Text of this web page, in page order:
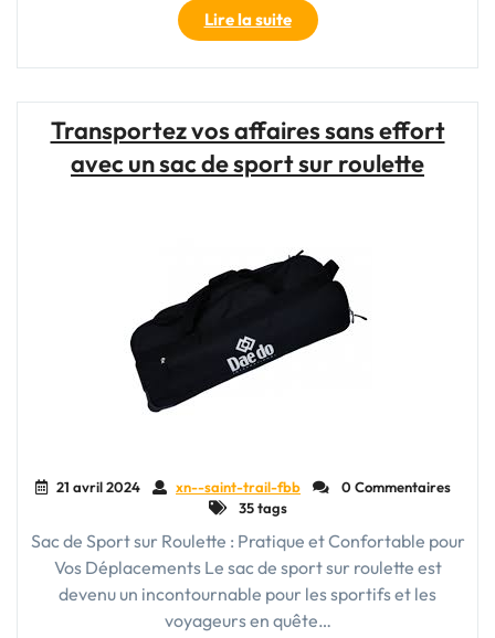
Lire la suite"Exploration
et
Bien-
Plein
Air
avec
Nature"
Transportez vos affaires sans effort
avec un sac de sport sur roulette
21 avril 2024 xn--saint-trail-fbb
0 Commentaires
35 tags
Sac de Sport sur Roulette : Pratique et Confortable pour
Vos Déplacements Le sac de sport sur roulette est
devenu un incontournable pour les sportifs et les
voyageurs en quête…